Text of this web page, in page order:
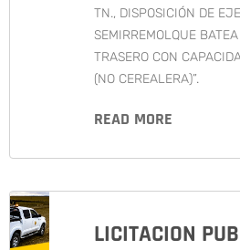
TN., DISPOSICIÓN DE
SEMIRREMOLQUE
TRASERO CON
(NO CEREALERA)”.
READ MORE
LICITACION